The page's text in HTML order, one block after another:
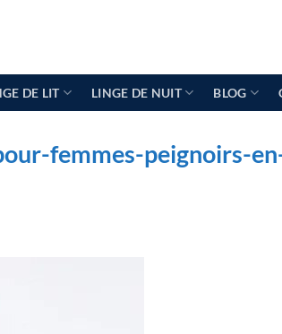
DE LIT LINGE DE NUIT BLOG
femmes-peignoirs-